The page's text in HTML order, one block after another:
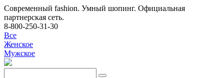
Современный fashion. Умный шопинг. Официальная
партнерская сеть.
8-800-250-31-30
Все
Женское
Мужское